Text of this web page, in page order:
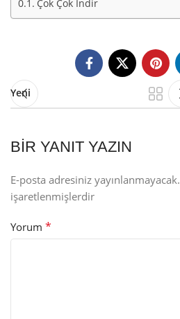
Çok Çok İndir
Yeni
BIR YANIT YAZIN
E-posta adresiniz yayınlanmayacak.
işaretlenmişlerdir
Yorum *